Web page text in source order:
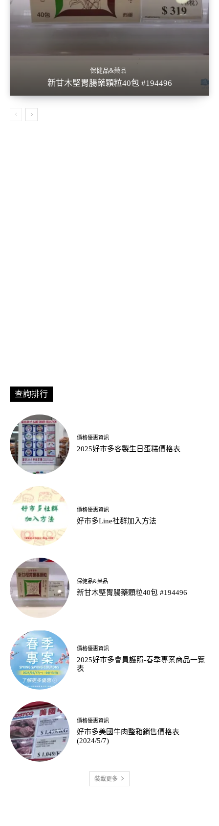
保健品&藥品
新甘木堅胃腸藥顆粒40包 #194496
查詢排行
價格優惠資訊
2025好市多客製生日蛋糕價格表
價格優惠資訊
好市多Line社群加入方法
保健品&藥品
新甘木堅胃腸藥顆粒40包 #194496
價格優惠資訊
2025好市多會員護照-春季專案商品一覽
表
價格優惠資訊
好市多美國牛肉整箱銷售價格表
(2024/5/7)
裝載更多